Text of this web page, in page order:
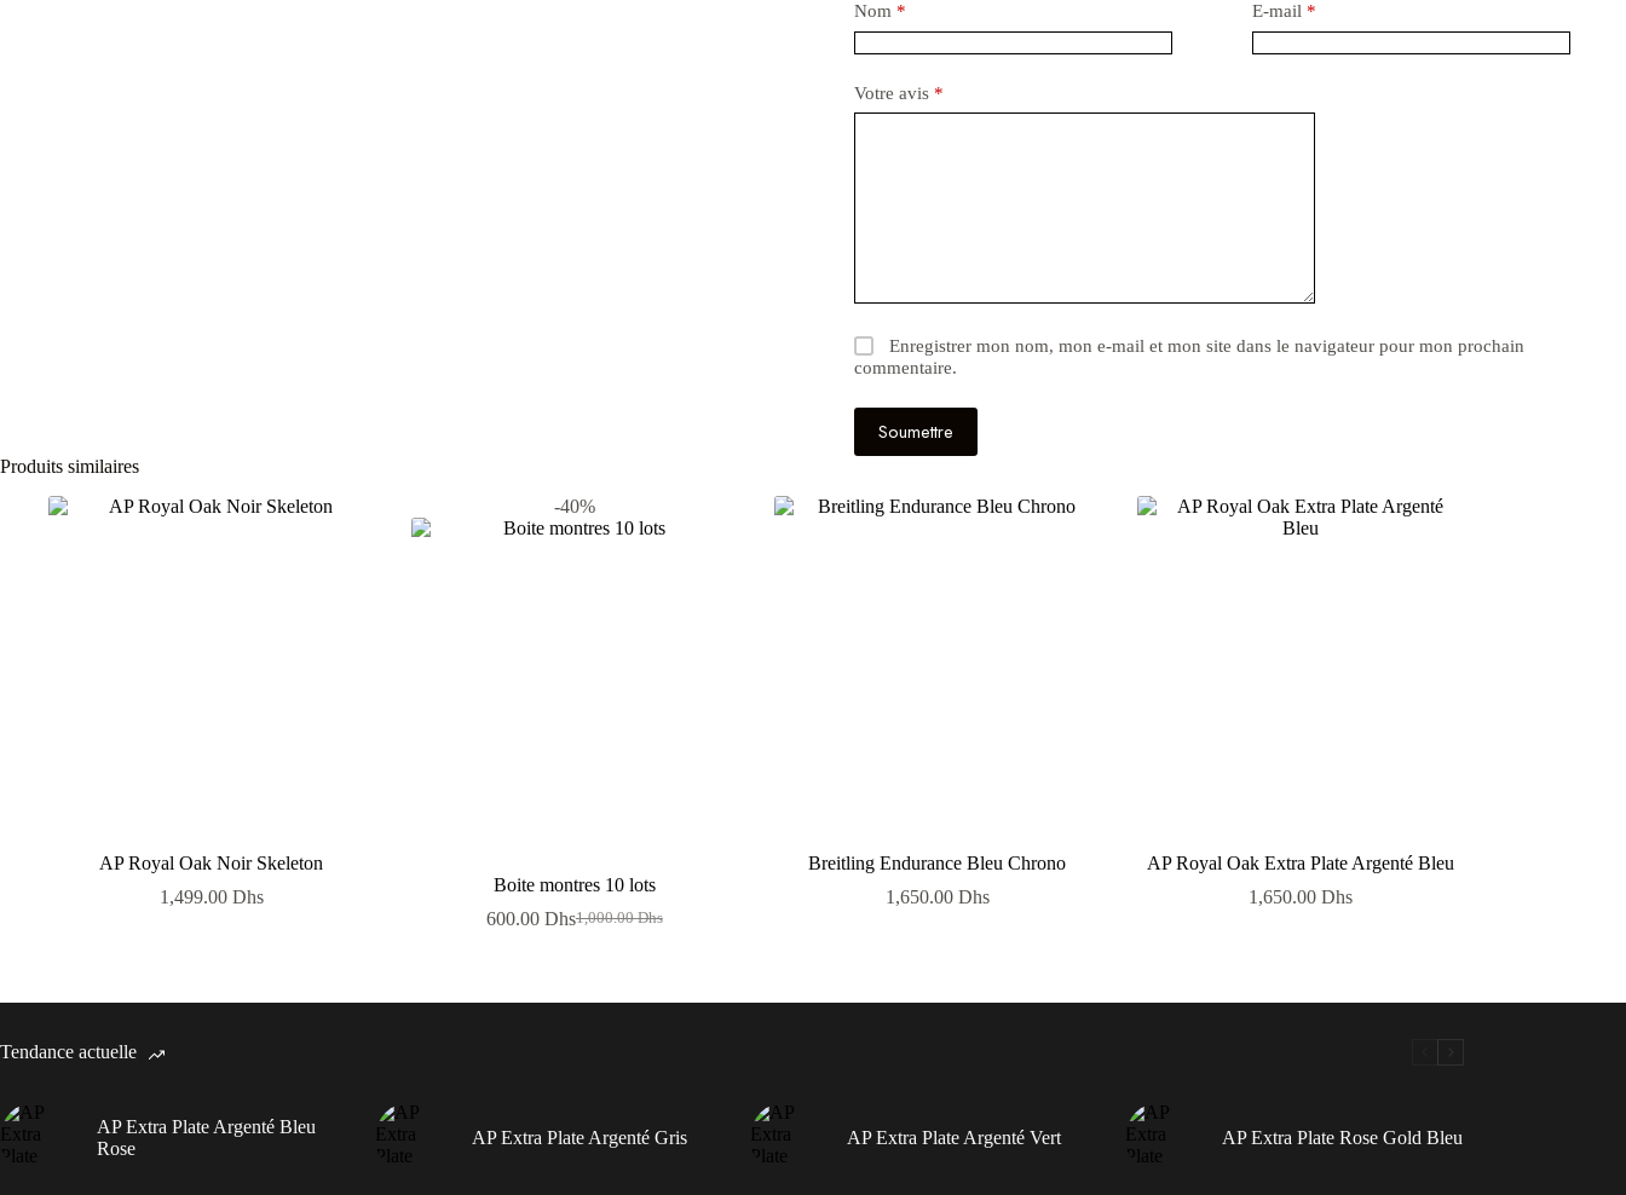
Nom * E-mail *
Votre avis *
Enregistrer mon nom, mon e-mail et mon site dans le navigateur pour mon prochain
commentaire.
Soumettre
Produits similaires
AP Royal Oak Noir Skeleton
1,499.00 Dhs
-40%
Boite montres 10 lots
1,000.00Dhs
Le
600.00 DhsLe
Breitling Endurance Bleu Chrono
1,650.00 Dhs
AP Royal Oak Extra Plate Argenté Bleu
1,650.00 Dhs
Tendance actuelle
AP Extra Plate Argenté Bleu
Rose
AP Extra Plate Argenté Gris AP Extra Plate Argenté Vert AP Extra Plate Rose Gold Bleu